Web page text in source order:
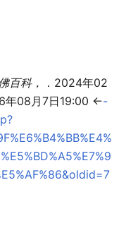
百科，
．2024年02
年08月7日19:00 <-